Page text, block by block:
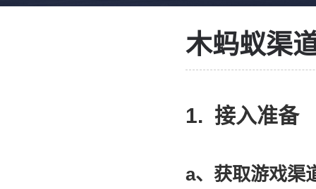
木蚂蚁渠
1. 接入准备
a、获取游戏渠